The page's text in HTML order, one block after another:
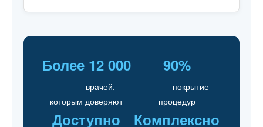
Более 12 000
врачей,
которым доверяют
90%
покрытие
процедур
Доступно Комплексно